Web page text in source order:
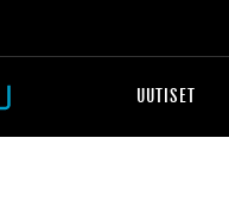
UUTISET